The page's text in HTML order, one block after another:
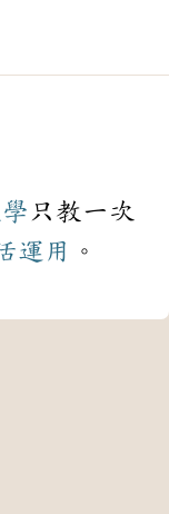
只教一次
運用 。